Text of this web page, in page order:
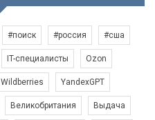
#поиск #россия #сша
IT-специалисты Ozon
Wildberries YandexGPT
Великобритания Выдача